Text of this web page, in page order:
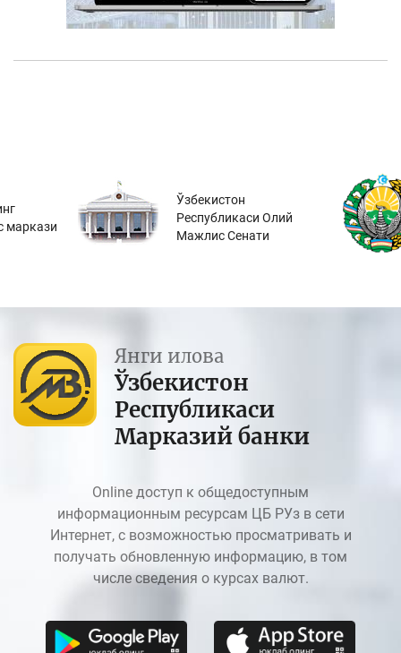
маркази
Ўзбекистон
Республикаси Олий
Мажлис Сенати
Янги илова
Ўзбекистон
Республикаси
Марказий банки
Online доступ к общедоступным
информационным ресурсам ЦБ РУз в сети
Интернет, с возможностью просматривать и
получать обновленную информацию, в том
числе сведения о курсах валют.